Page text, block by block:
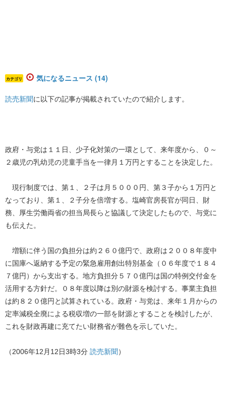
カテゴリ 気になるニュース (14)
読売新聞に以下の記事が掲載されていたので紹介します。
政府・与党は１１日、少子化対策の一環として、来年度から、０～
２歳児の乳幼児の児童手当を一律月１万円とすることを決定した。
現行制度では、第１、２子は月５０００円、第３子から１万円と
なっており、第１、２子分を倍増する。塩崎官房長官が同日、財
務、厚生労働両省の担当局長らと協議して決定したもので、与党に
も伝えた。
増額に伴う国の負担分は約２６０億円で、政府は２００８年度中
に国庫へ返納する予定の緊急雇用創出特別基金（０６年度で１８４
７億円）から支出する。地方負担分５７０億円は国の特例交付金を
活用する方針だ。０８年度以降は別の財源を検討する。事業主負担
は約８２０億円と試算されている。政府・与党は、来年１月からの
定率減税全廃による税収増の一部を財源とすることを検討したが、
これを財政再建に充てたい財務省が難色を示していた。
（2006年12月12日3時3分 読売新聞）